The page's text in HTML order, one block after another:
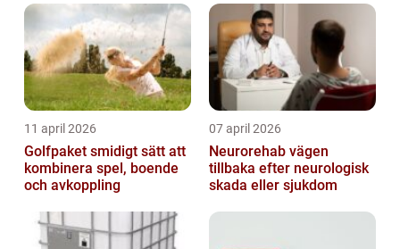
11 april 2026
Golfpaket smidigt sätt att
kombinera spel, boende
och avkoppling
07 april 2026
Neurorehab vägen
tillbaka efter neurologisk
skada eller sjukdom